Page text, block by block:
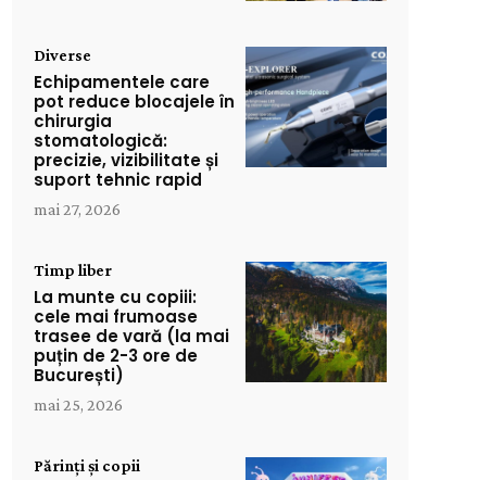
Diverse
Echipamentele care
pot reduce blocajele în
chirurgia
stomatologică:
precizie, vizibilitate și
suport tehnic rapid
mai 27, 2026
Timp liber
La munte cu copiii:
cele mai frumoase
trasee de vară (la mai
puțin de 2-3 ore de
București)
mai 25, 2026
Părinți și copii